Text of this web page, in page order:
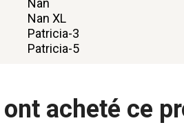
Nan
Nan XL
Patricia-3
Patricia-5
acheté ce